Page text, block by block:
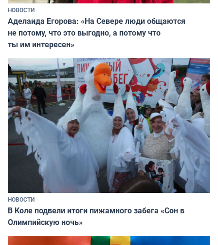
НОВОСТИ
Аделаида Егорова: «На Севере люди общаются
не потому, что это выгодно, а потому что
ты им интересен»
НОВОСТИ
В Коле подвели итоги пижамного забега «Сон в
Олимпийскую ночь»